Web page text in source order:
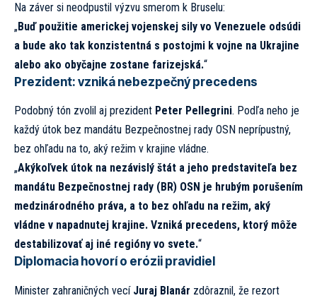
Na záver si neodpustil výzvu smerom k Bruselu:
„Buď použitie americkej vojenskej sily vo Venezuele odsúdi
a bude ako tak konzistentná s postojmi k vojne na Ukrajine
alebo ako obyčajne zostane farizejská.“
Prezident: vzniká nebezpečný precedens
Podobný tón zvolil aj prezident Peter Pellegrini. Podľa neho je
každý útok bez mandátu Bezpečnostnej rady OSN neprípustný,
bez ohľadu na to, aký režim v krajine vládne.
„Akýkoľvek útok na nezávislý štát a jeho predstaviteľa bez
mandátu Bezpečnostnej rady (BR) OSN je hrubým porušením
medzinárodného práva, a to bez ohľadu na režim, aký
vládne v napadnutej krajine. Vzniká precedens, ktorý môže
destabilizovať aj iné regióny vo svete.“
Diplomacia hovorí o erózii pravidiel
Minister zahraničných vecí Juraj Blanár zdôraznil, že rezort